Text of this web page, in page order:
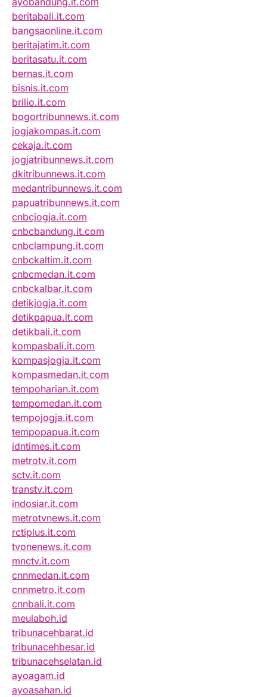
beritabali.it.com
bangsaonline.it.com
beritajatim.it.com
beritasatu.it.com
bernas.it.com
bisnis.it.com
brilio.it.com
bogortribunnews.it.com
jogjakompas.it.com
cekaja.it.com
jogjatribunnews.it.com
dkitribunnews.it.com
medantribunnews.it.com
papuatribunnews.it.com
cnbcjogja.it.com
cnbcbandung.it.com
cnbclampung.it.com
cnbckaltim.it.com
cnbcmedan.it.com
cnbckalbar.it.com
detikjogja.it.com
detikpapua.it.com
detikbali.it.com
kompasbali.it.com
kompasjogja.it.com
kompasmedan.it.com
tempoharian.it.com
tempomedan.it.com
tempojogja.it.com
tempopapua.it.com
idntimes.it.com
metrotv.it.com
sctv.it.com
transtv.it.com
indosiar.it.com
metrotvnews.it.com
rctiplus.it.com
tvonenews.it.com
mnctv.it.com
cnnmedan.it.com
cnnmetro.it.com
cnnbali.it.com
meulaboh.id
tribunacehbarat.id
tribunacehbesar.id
tribunacehselatan.id
ayoagam.id
ayoasahan.id